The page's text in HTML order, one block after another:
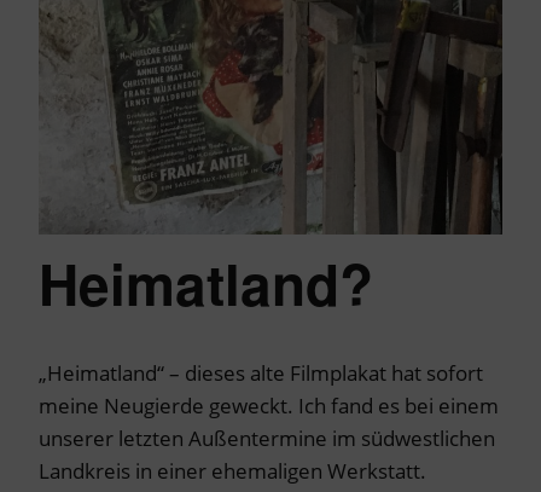
Heimatland?
„Heimatland“ – dieses alte Filmplakat hat sofort
meine Neugierde geweckt. Ich fand es bei einem
unserer letzten Außentermine im südwestlichen
Landkreis in einer ehemaligen Werkstatt.